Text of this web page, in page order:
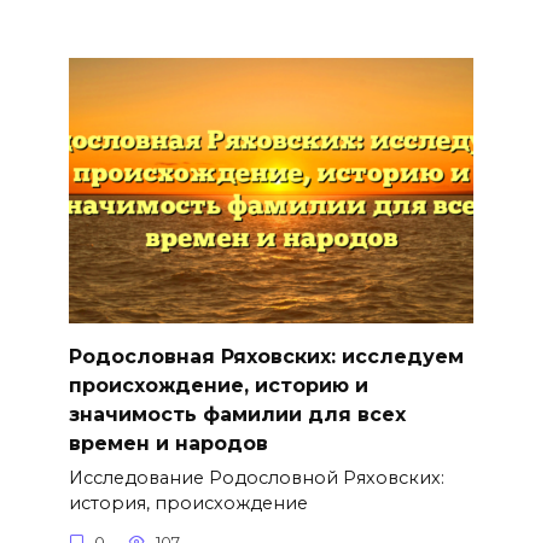
Родословная Ряховских: исследуем
происхождение, историю и
значимость фамилии для всех
времен и народов
Исследование Родословной Ряховских:
история, происхождение